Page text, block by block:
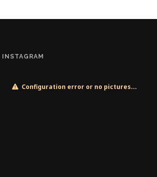
INSTAGRAM
Configuration error or no pictures...